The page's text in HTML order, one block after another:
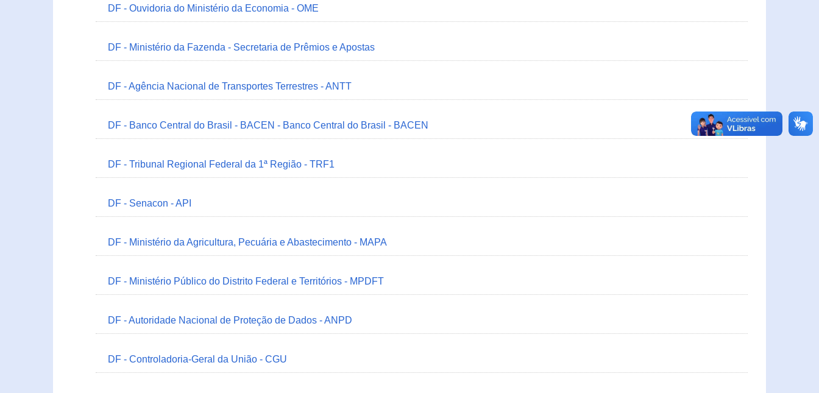
DF - Ouvidoria do Ministério da Economia - OME
DF - Ministério da Fazenda - Secretaria de Prêmios e Apostas
DF - Agência Nacional de Transportes Terrestres - ANTT
DF - Banco Central do Brasil - BACEN - Banco Central do Brasil - BACEN
DF - Tribunal Regional Federal da 1ª Região - TRF1
DF - Senacon - API
DF - Ministério da Agricultura, Pecuária e Abastecimento - MAPA
DF - Ministério Público do Distrito Federal e Territórios - MPDFT
DF - Autoridade Nacional de Proteção de Dados - ANPD
DF - Controladoria-Geral da União - CGU